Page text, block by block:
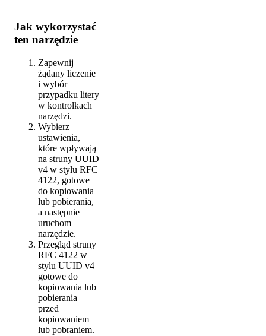
Jak wykorzystać
ten narzędzie
Zapewnij
żądany liczenie
i wybór
przypadku litery
w kontrolkach
narzędzi.
Wybierz
ustawienia,
które wpływają
na struny UUID
v4 w stylu RFC
4122, gotowe
do kopiowania
lub pobierania,
a następnie
uruchom
narzędzie.
Przegląd struny
RFC 4122 w
stylu UUID v4
gotowe do
kopiowania lub
pobierania
przed
kopiowaniem
lub pobraniem.